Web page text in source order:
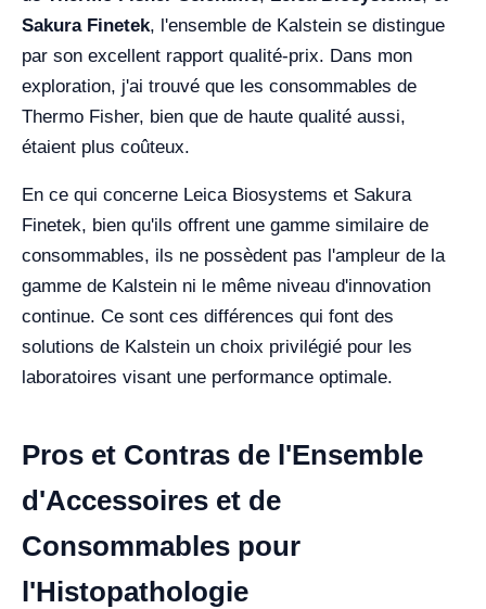
Sakura Finetek, l'ensemble de Kalstein se distingue
par son excellent rapport qualité-prix. Dans mon
exploration, j'ai trouvé que les consommables de
Thermo Fisher, bien que de haute qualité aussi,
étaient plus coûteux.
En ce qui concerne Leica Biosystems et Sakura
Finetek, bien qu'ils offrent une gamme similaire de
consommables, ils ne possèdent pas l'ampleur de la
gamme de Kalstein ni le même niveau d'innovation
continue. Ce sont ces différences qui font des
solutions de Kalstein un choix privilégié pour les
laboratoires visant une performance optimale.
Pros et Contras de l'Ensemble
d'Accessoires et de
Consommables pour
l'Histopathologie